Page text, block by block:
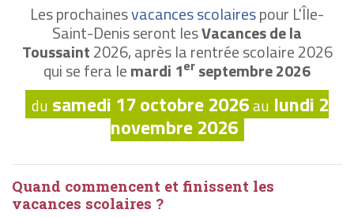
Les prochainesvacances scolairespour L'Île-
Saint-Denis seront lesVacances de la
Toussaint2026, après la rentrée scolaire 2026
qui se fera lemardi 1er septembre 2026
du samedi 17 octobre 2026au lundi 2
novembre 2026
Quand commencent et finissent les
vacances scolaires ?